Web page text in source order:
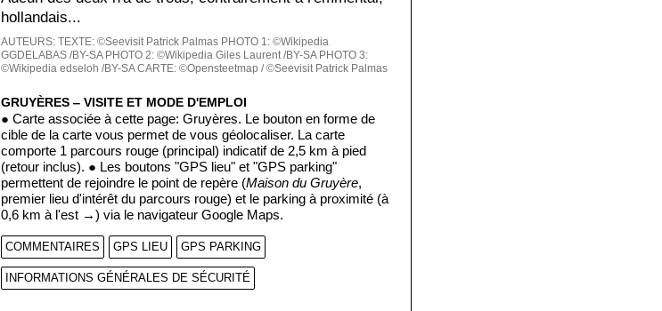
hollandais...
AUTEURS:TEXTE: ©Seevisit Patrick Palmas PHOTO 1: ©Wikipedia
GGDELABAS /BY-SA PHOTO 2: ©Wikipedia Giles Laurent /BY-SA PHOTO 3:
©Wikipedia edseloh /BY-SA CARTE: ©Opensteetmap / ©Seevisit Patrick Palmas
GRUYÈRES ‒ VISITE ET MODE D'EMPLOI
● Carte associée à cette page: Gruyères. Le bouton en forme de
cible de la carte vous permet de vous géolocaliser. La carte
comporte 1 parcours rouge (principal) indicatif de 2,5 km à pied
(retour inclus). ● Les boutons "GPS lieu" et "GPS parking"
permettent de rejoindre le point de repère (Maison du Gruyère,
premier lieu d'intérêt du parcours rouge) et le parking à proximité (à
0,6 km à l'est →) via le navigateur Google Maps.
COMMENTAIRES GPS LIEU GPS PARKING
INFORMATIONS GÉNÉRALES DE SÉCURITÉ